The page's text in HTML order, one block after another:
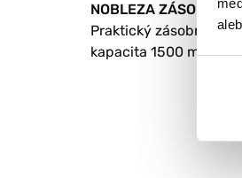
NOBLEZA ZÁSOBNÍK
Praktický zásobník na
kapacita 1500 ml vody.